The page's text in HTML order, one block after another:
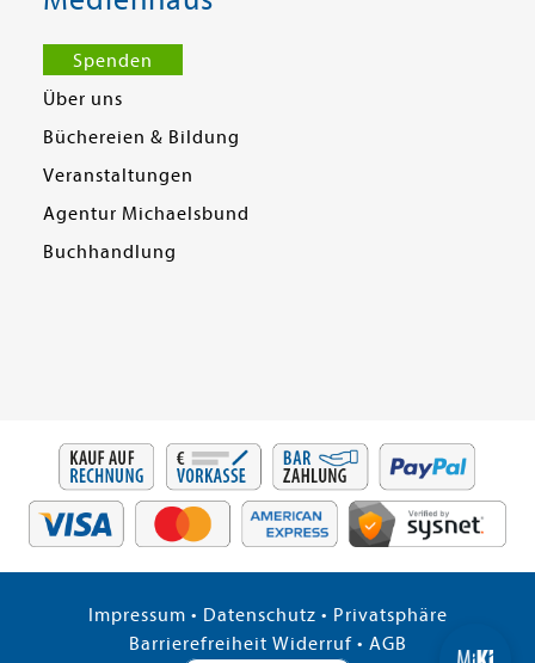
Spenden
Über uns
Büchereien & Bildung
Veranstaltungen
Agentur Michaelsbund
Buchhandlung
Impressum • Datenschutz • Privatsphäre
Barrierefreiheit Widerruf• AGB